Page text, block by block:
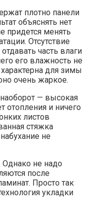
плотно панели
объяснять нет
придется менять
Отсутствие
часть влаги
его влажность не
для зимы
очень жаркое.
— высокая
отопления и ничего
листов
стяжка
не
Однако не надо
после
Просто так
укладки